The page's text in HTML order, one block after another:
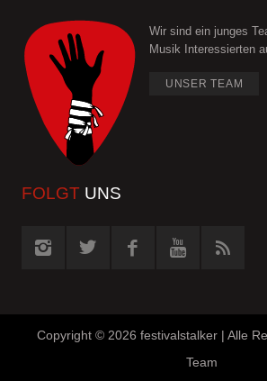
Wir sind ein junges
Musik Interessierten
UNSER TEAM
FOLGT UNS
Copyright © 2026 festivalstalker | Alle
Team